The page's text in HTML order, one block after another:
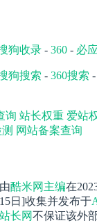
狗收录 - 360 - 必
狗搜索 - 360搜索 -
询 站长权重 爱站
网站备案查询
酷米网主编在
日]收集并发布于
长网不保证该外